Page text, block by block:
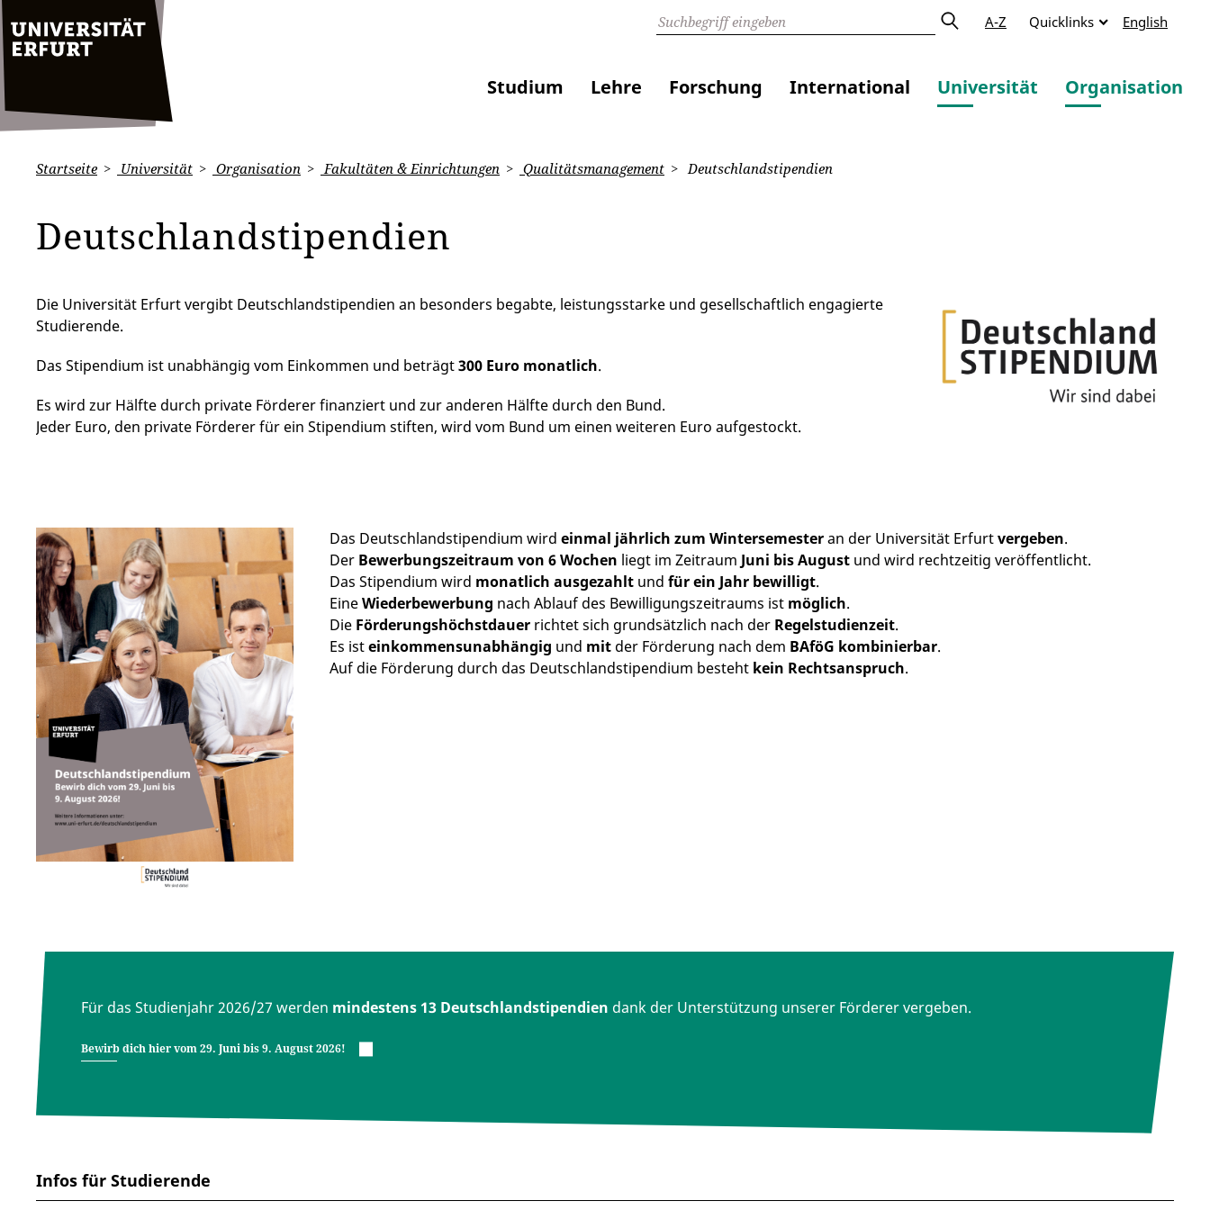
A-Z Quicklinks English
Studium Lehre Forschung International Universität Organisation
Startseite Universität Organisation Fakultäten & Einrichtungen Qualitätsmanagement Deutschlandstipendien
Deutschlandstipendien
Die Universität Erfurt vergibt Deutschlandstipendien an besonders begabte, leistungsstarke und gesellschaftlich engagierte
Studierende.
Das Stipendium ist unabhängig vom Einkommen und beträgt300 Euro monatlich.
Es wird zur Hälfte durch private Förderer finanziert und zur anderen Hälfte durch den Bund.
Jeder Euro, den private Förderer für ein Stipendium stiften, wird vom Bund um einen weiteren Euro aufgestockt.
Das Deutschlandstipendium wird einmal jährlich zum Wintersemesteran der Universität Erfurtvergeben.
Der Bewerbungszeitraum von 6 Wochen liegt im Zeitraum Juni bis August und wird rechtzeitig veröffentlicht.
Das Stipendium wird monatlich ausgezahlt und für ein Jahr bewilligt.
EineWiederbewerbung nach Ablauf des Bewilligungszeitraums ist möglich.
Die Förderungshöchstdauer richtet sich grundsätzlich nach der Regelstudienzeit.
Es isteinkommensunabhängig und mit der Förderung nach dem BAföG kombinierbar.
Auf die Förderung durch das Deutschlandstipendium besteht kein Rechtsanspruch.
Für das Studienjahr 2026/27 werden mindestens 13 Deutschlandstipendien dank der Unterstützung unserer Förderer vergeben.
Bewirb dich hier vom 29. Juni bis 9. August 2026!
Infos für Studierende